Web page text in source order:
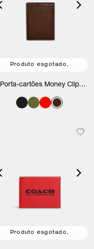
Produto esgotado.
Porta-cartões Money Clip
Produto esgotado.